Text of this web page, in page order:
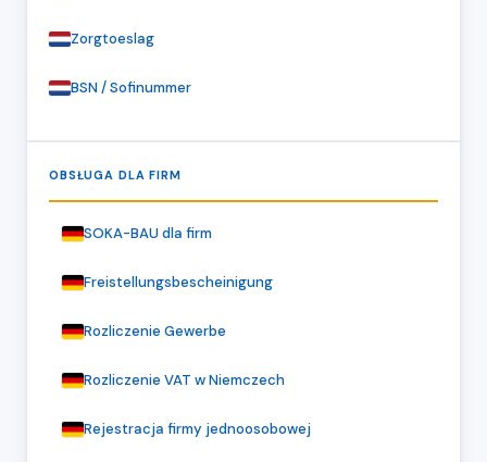
Zorgtoeslag
BSN / Sofinummer
OBSŁUGA DLA FIRM
SOKA-BAU dla firm
Freistellungsbescheinigung
Rozliczenie Gewerbe
Rozliczenie VAT w Niemczech
Rejestracja firmy jednoosobowej